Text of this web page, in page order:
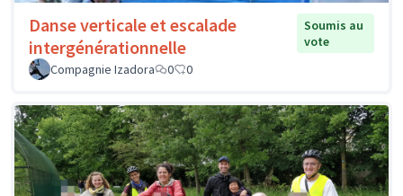
Danse verticale et escalade
intergénérationnelle
Soumis au
vote
Compagnie Izadora
0 0